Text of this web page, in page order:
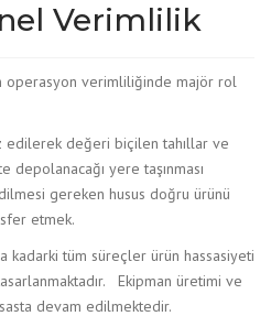
Verimlilik
operasyon verimliliğinde majör rol
değeri biçilen tahıllar ve
depolanacağı yere taşınması
gereken husus doğru ürünü
etmek.
kadarki tüm süreçler ürün hassasiyeti
Ekipman üretimi ve
devam edilmektedir.